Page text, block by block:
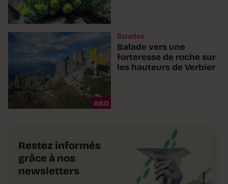
ABO
Balades
Balade vers une
forteresse de roche sur
les hauteurs de Verbier
Restez informés
grâce à nos
newsletters